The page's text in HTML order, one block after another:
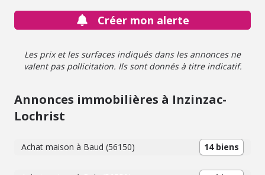
Créer mon alerte
Les prix et les surfaces indiqués dans les annonces ne
valent pas pollicitation. Ils sont donnés à titre indicatif.
Annonces immobilières à Inzinzac-
Lochrist
Achat maison à Baud (56150) 14 biens